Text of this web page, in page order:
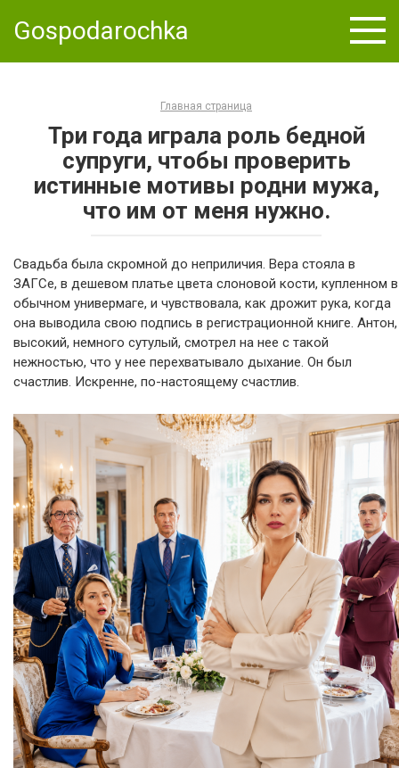
Gospodarochka
Главная страница
Три года играла роль бедной
супруги, чтобы проверить
истинные мотивы родни мужа,
что им от меня нужно.
Свадьба была скромной до неприличия. Вера стояла в
ЗАГСе, в дешевом платье цвета слоновой кости, купленном в
обычном универмаге, и чувствовала, как дрожит рука, когда
она выводила свою подпись в регистрационной книге. Антон,
высокий, немного сутулый, смотрел на нее с такой
нежностью, что у нее перехватывало дыхание. Он был
счастлив. Искренне, по-настоящему счастлив.